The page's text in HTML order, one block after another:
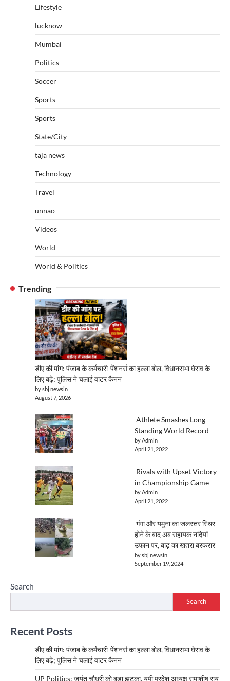
Lifestyle
lucknow
Mumbai
Politics
Soccer
Sports
Sports
State/City
taja news
Technology
Travel
unnao
Videos
World
World & Politics
Trending
डीए की मांग: पंजाब के कर्मचारी-पेंशनर्स का हल्ला बोल, विधानसभा घेराव के
लिए बढ़े; पुलिस ने चलाई वाटर कैनन
by sbj newsin
August 7, 2026
Athlete Smashes Long-
Standing World Record
by Admin
April 21, 2022
Rivals with Upset Victory
in Championship Game
by Admin
April 21, 2022
गंगा और यमुना का जलस्तर स्थिर
होने के बाद अब सहायक नदियां
उफान पर, बाढ़ का खतरा बरकरार
by sbj newsin
September 19, 2024
Search
Search
Recent Posts
डीए की मांग: पंजाब के कर्मचारी-पेंशनर्स का हल्ला बोल, विधानसभा घेराव के
लिए बढ़े; पुलिस ने चलाई वाटर कैनन
UP Politics: जयंत चौधरी को बड़ा झटका, यूपी प्रदेश अध्यक्ष रामाशीष राय